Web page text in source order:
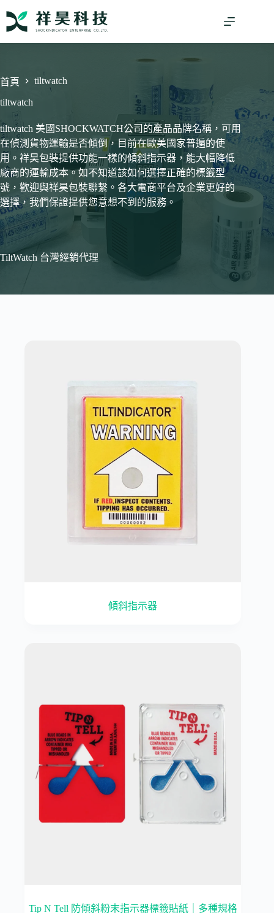
容
首頁 tiltwatch
tiltwatch
tiltwatch 美國SHOCKWATCH公司的產品品牌名稱，可用
在偵測貨物運輸是否傾倒，目前在歐美國家普遍的使
用。祥昊包裝提供功能一樣的傾斜指示器，能大幅降低
廠商的運輸成本。如不知道該如何選擇正確的標籤型
號，歡迎與祥昊包裝聯繫。各大電商平台及企業更好的
選擇，我們保證提供您意想不到的服務。
TiltWatch 台灣經銷代理
傾斜指示器
Tip N Tell 防傾斜粉末指示器標籤貼紙｜多種規格